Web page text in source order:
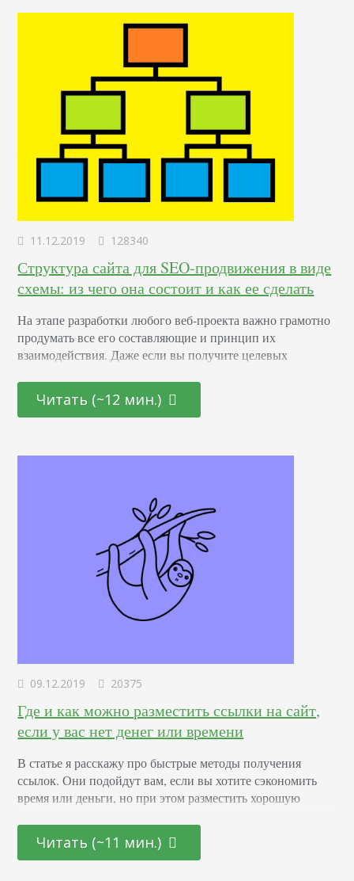
количество сведений. Но это не говорит про то, что он
утратил своей эффективности и…
11.12.2019 128340
Структура сайта для SEO-продвижения в виде
схемы: из чего она состоит и как ее сделать
На этапе разработки любого веб-проекта важно грамотно
продумать все его составляющие и принцип их
взаимодействия. Даже если вы получите целевых
заинтересовать и удержать на своем интернет-ресурсе.
Именно для этого все данные должны размещаться таким
структуре сайта…
Читать (~12 мин.)
09.12.2019 20375
Где и как можно разместить ссылки на сайт,
если у вас нет денег или времени
В статье я расскажу про быстрые методы получения
ссылок. Они подойдут вам, если вы хотите сэкономить
время или деньги, но при этом разместить хорошую
ссылочного продвижения нового сайта, у которого
вообще нет ссылок. У вас будет понимание, какие ссылки
Читать (~11 мин.)